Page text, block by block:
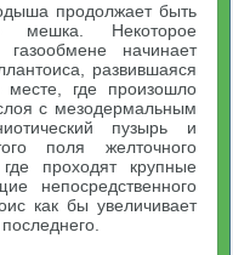
продолжает быть
мешка. Некоторое
начинает
развившаяся
где произошло
с мезодермальным
пузырь и
поля желточного
проходят крупные
непосредственного
как бы увеличивает